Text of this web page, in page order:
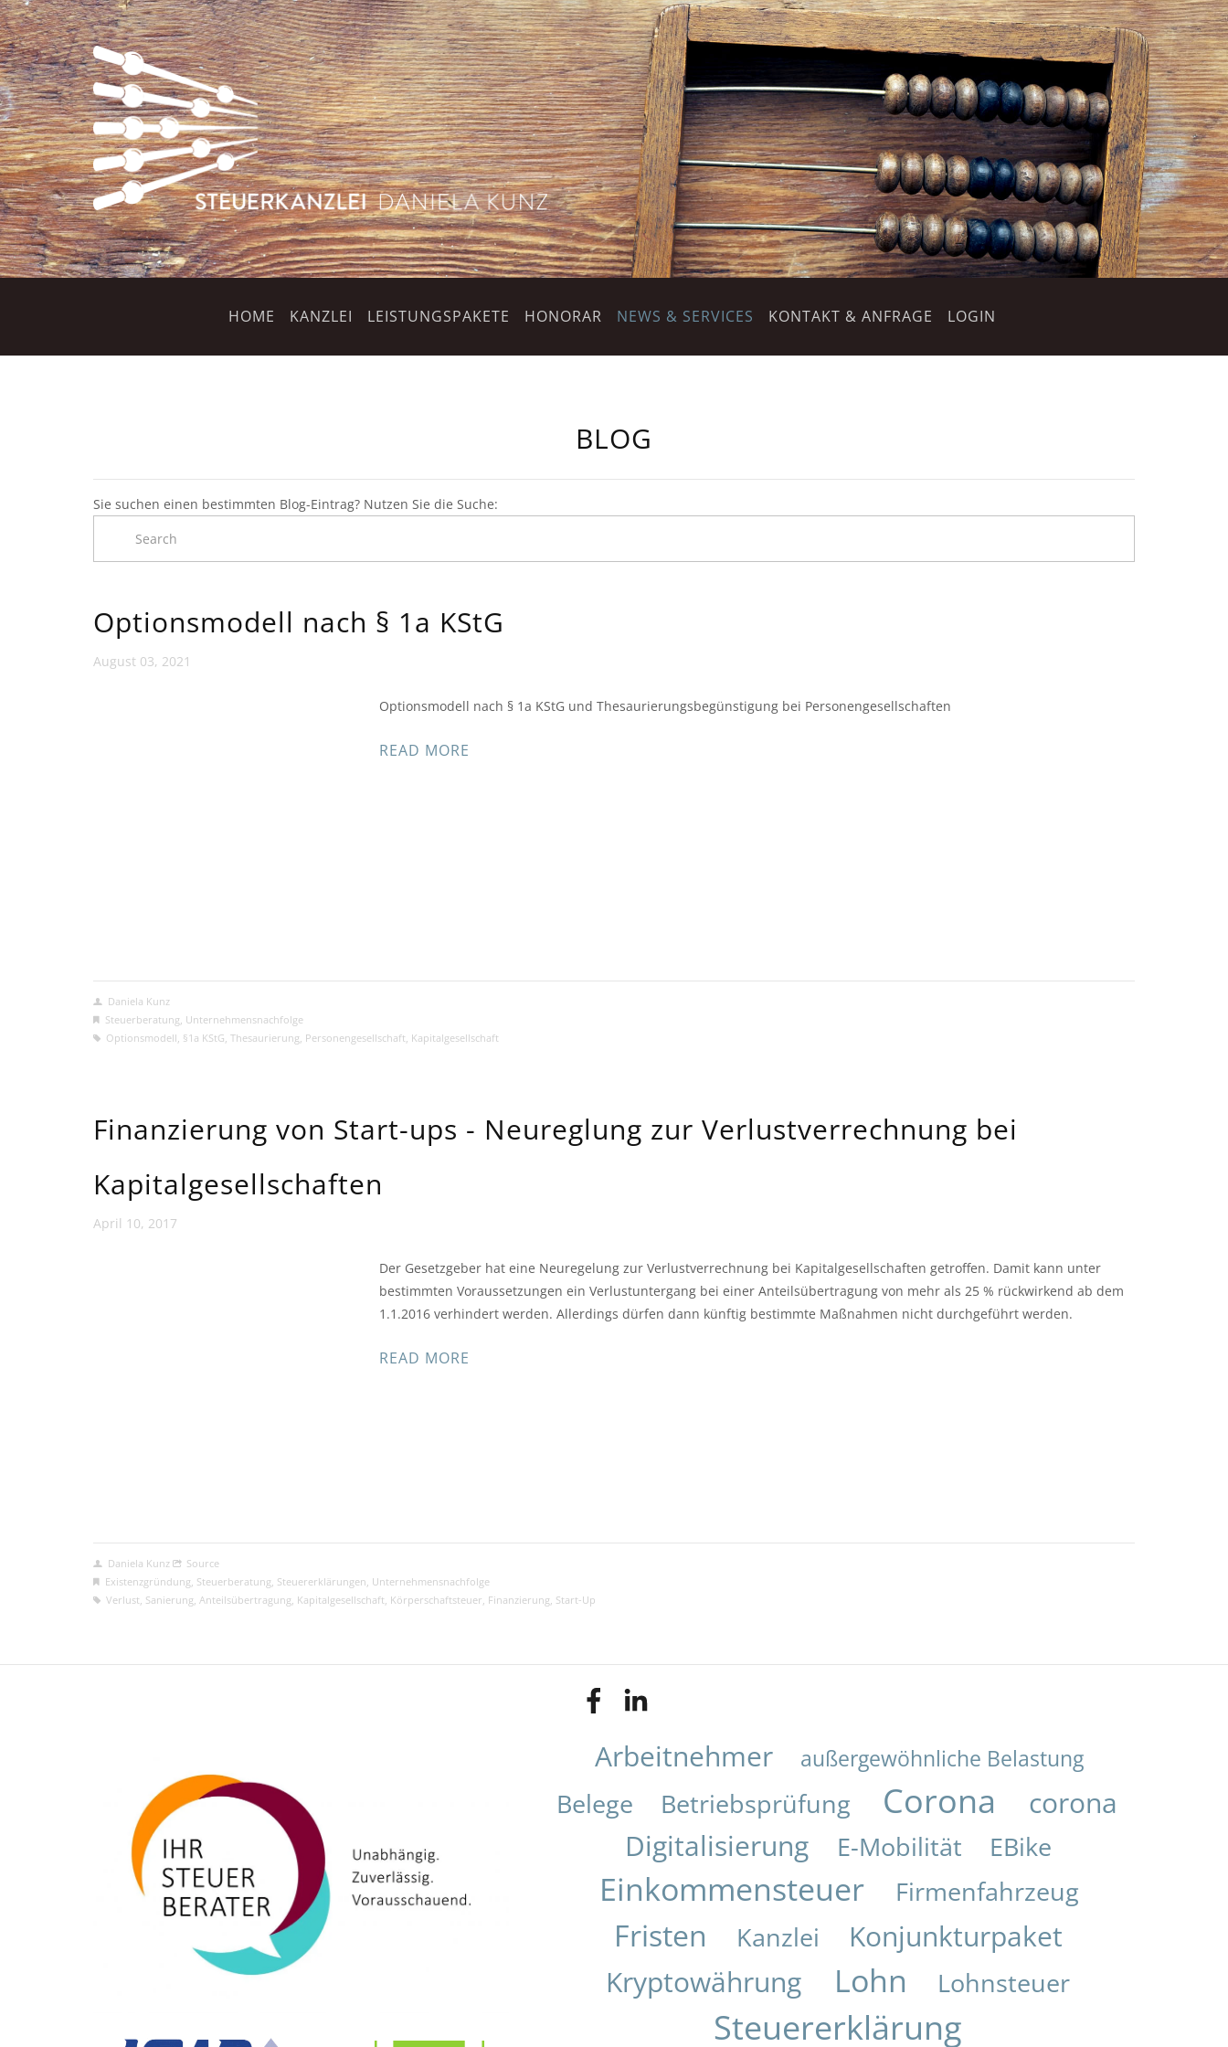
HOME KANZLEI LEISTUNGSPAKETE HONORAR NEWS & SERVICES KONTAKT & ANFRAGE LOGIN
BLOG
Sie suchen einen bestimmten Blog-Eintrag? Nutzen Sie die Suche:
Optionsmodell nach § 1a KStG
August 03, 2021
Optionsmodell nach § 1a KStG und Thesaurierungsbegünstigung bei Personengesellschaften
READ MORE
Daniela Kunz
Steuerberatung, Unternehmensnachfolge
Optionsmodell, §1a KStG, Thesaurierung, Personengesellschaft, Kapitalgesellschaft
Finanzierung von Start-ups - Neureglung zur Verlustverrechnung bei
Kapitalgesellschaften
April 10, 2017
Der Gesetzgeber hat eine Neuregelung zur Verlustverrechnung bei Kapitalgesellschaften getroffen. Damit kann unter
bestimmten Voraussetzungen ein Verlustuntergang bei einer Anteilsübertragung von mehr als 25 % rückwirkend ab dem
1.1.2016 verhindert werden. Allerdings dürfen dann künftig bestimmte Maßnahmen nicht durchgeführt werden.
READ MORE
Daniela Kunz
Source
Existenzgründung, Steuerberatung, Steuererklärungen, Unternehmensnachfolge
Verlust, Sanierung, Anteilsübertragung, Kapitalgesellschaft, Körperschaftsteuer, Finanzierung, Start-Up
Arbeitnehmer außergewöhnliche Belastung
Belege Betriebsprüfung Corona
corona
Digitalisierung
E-Mobilität EBike
Einkommensteuer Firmenfahrzeug
Fristen Kanzlei
Konjunkturpaket
Kryptowährung
Lohn Lohnsteuer
Steuererklärung